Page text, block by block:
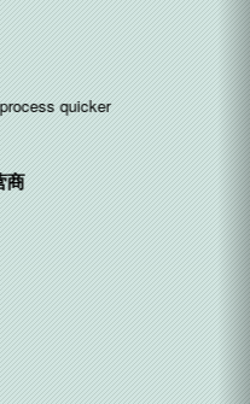
to use 😀"
支付公司
28